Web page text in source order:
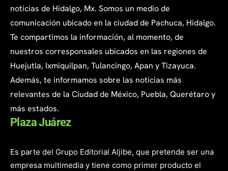
noticias de Hidalgo, Mx. Somos un medio de
comunicación ubicado en la ciudad de Pachuca, Hidalgo.
Te compartimos la información, al momento, de
nuestros corresponsales ubicados en las regiones de
Huejutla, Ixmiquilpan, Tulancingo, Apan y Tizayuca.
Además, te informamos sobre las noticias más
relevantes de la Ciudad de México, Puebla, Querétaro y
más estados.
Plaza Juárez
Es parte del Grupo Editorial Aljibe, que pretende ser una
empresa multimedia y tiene como primer producto el